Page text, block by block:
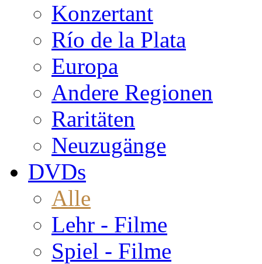
Konzertant
Río de la Plata
Europa
Andere Regionen
Raritäten
Neuzugänge
DVDs
Alle
Lehr - Filme
Spiel - Filme